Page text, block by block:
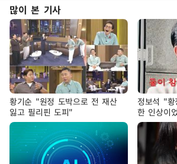
많이 본 기사
황기순 "원정 도박으로 전 재산
잃고 필리핀 도피"
정보석 "
한 인상이